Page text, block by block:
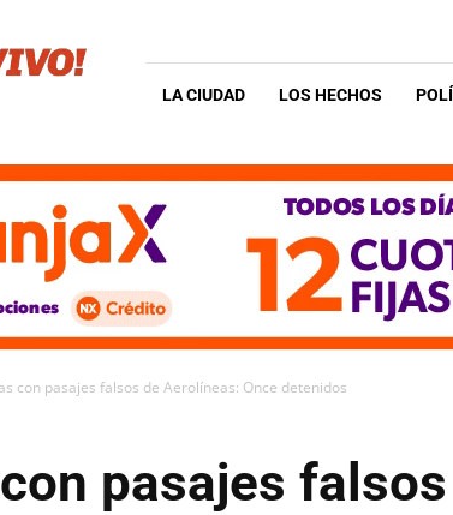
LA CIUDAD LOS HECHOS
con pasajes falsos de Aerolíneas: Once detenidos
pasajes